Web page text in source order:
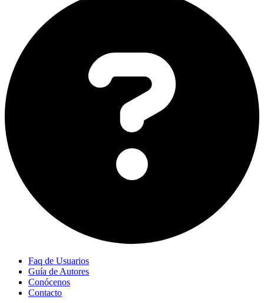
Faq de Usuarios
Guía de Autores
Conócenos
Contacto